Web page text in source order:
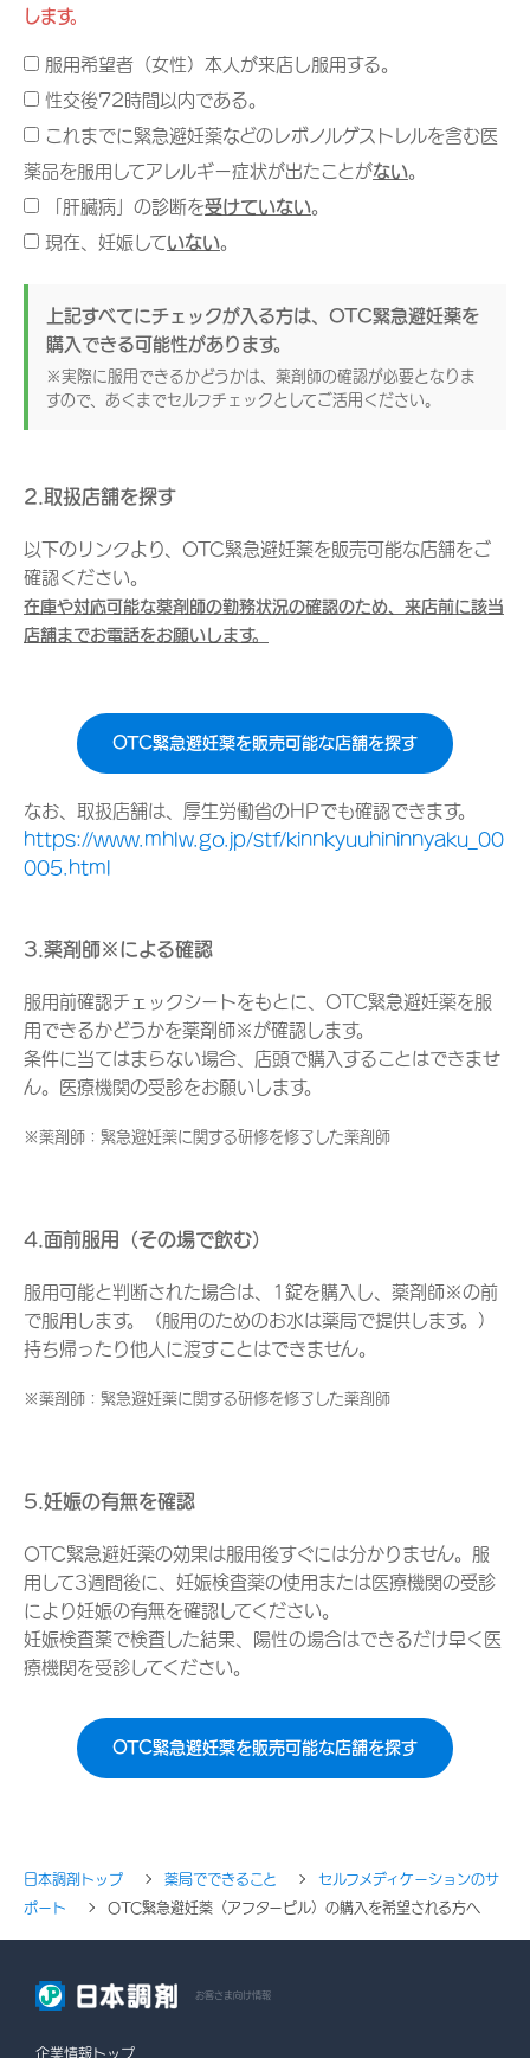
します。
服用希望者（女性）本人が来店し服用する。
性交後72時間以内である。
これまでに緊急避妊薬などのレボノルゲストレルを含む医
薬品を服用してアレルギー症状が出たことがない。
「肝臓病」の診断を受けていない。
現在、妊娠していない。
上記すべてにチェックが入る方は、OTC緊急避妊薬を
購入できる可能性があります。
※実際に服用できるかどうかは、薬剤師の確認が必要となりま
すので、あくまでセルフチェックとしてご活用ください。
2.取扱店舗を探す
以下のリンクより、OTC緊急避妊薬を販売可能な店舗をご
確認ください。
在庫や対応可能な薬剤師の勤務状況の確認のため、来店前に該当
店舗までお電話をお願いします。
OTC緊急避妊薬を販売可能な店舗を探す
なお、取扱店舗は、厚生労働省のHPでも確認できます。
https://www.mhlw.go.jp/stf/kinnkyuuhininnyaku_00
005.html
3.薬剤師※による確認
服用前確認チェックシートをもとに、OTC緊急避妊薬を服
用できるかどうかを薬剤師※が確認します。
条件に当てはまらない場合、店頭で購入することはできませ
ん。医療機関の受診をお願いします。
※薬剤師：緊急避妊薬に関する研修を修了した薬剤師
4.面前服用（その場で飲む）
服用可能と判断された場合は、1錠を購入し、薬剤師※の前
で服用します。（服用のためのお水は薬局で提供します。）
持ち帰ったり他人に渡すことはできません。
※薬剤師：緊急避妊薬に関する研修を修了した薬剤師
5.妊娠の有無を確認
OTC緊急避妊薬の効果は服用後すぐには分かりません。服
用して3週間後に、妊娠検査薬の使用または医療機関の受診
により妊娠の有無を確認してください。
妊娠検査薬で検査した結果、陽性の場合はできるだけ早く医
療機関を受診してください。
OTC緊急避妊薬を販売可能な店舗を探す
日本調剤トップ 薬局でできること
セルフメディケーションのサ
ポート
OTC緊急避妊薬（アフターピル）の購入を希望される方へ
お客さま向け情報
企業情報トップ